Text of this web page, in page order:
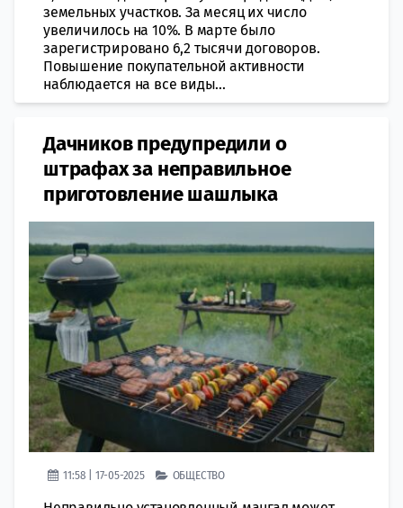
земельных участков. За месяц их число
увеличилось на 10%. В марте было
зарегистрировано 6,2 тысячи договоров.
Повышение покупательной активности
наблюдается на все виды...
Дачников предупредили о
штрафах за неправильное
приготовление шашлыка
11:58 | 17-05-2025 ОБЩЕСТВО